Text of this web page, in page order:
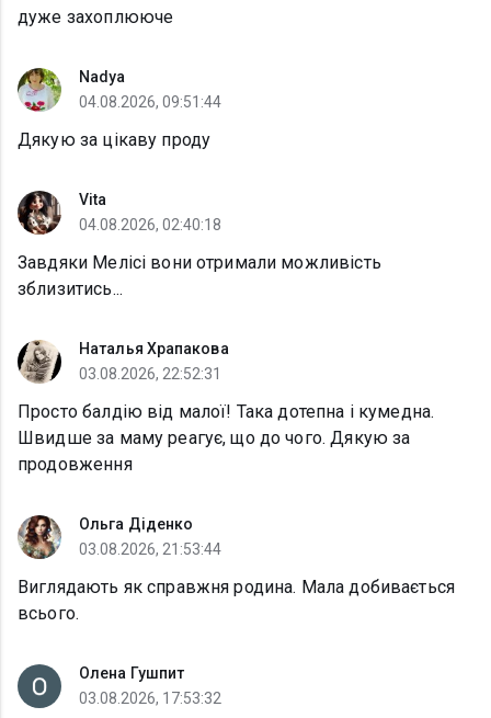
дуже захоплююче
Nadya
04.08.2026, 09:51:44
Дякую за цікаву проду
Vita
04.08.2026, 02:40:18
Завдяки Мелісі вони отримали можливість
зблизитись...
Наталья Храпакова
03.08.2026, 22:52:31
Просто балдію від малої! Така дотепна і кумедна.
Швидше за маму реагує, що до чого. Дякую за
продовження
Ольга Діденко
03.08.2026, 21:53:44
Виглядають як справжня родина. Мала добивається
всього.
Олена Гушпит
03.08.2026, 17:53:32